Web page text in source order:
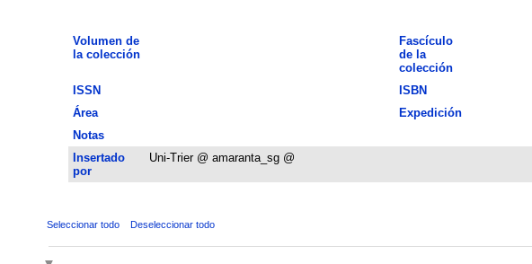
Volumen de
la colección
Fascículo
de la
colección
ISSN ISBN
Área
Expedición
Notas
Insertado
por
Uni-Trier @ amaranta_sg @
Seleccionar todo Deseleccionar todo